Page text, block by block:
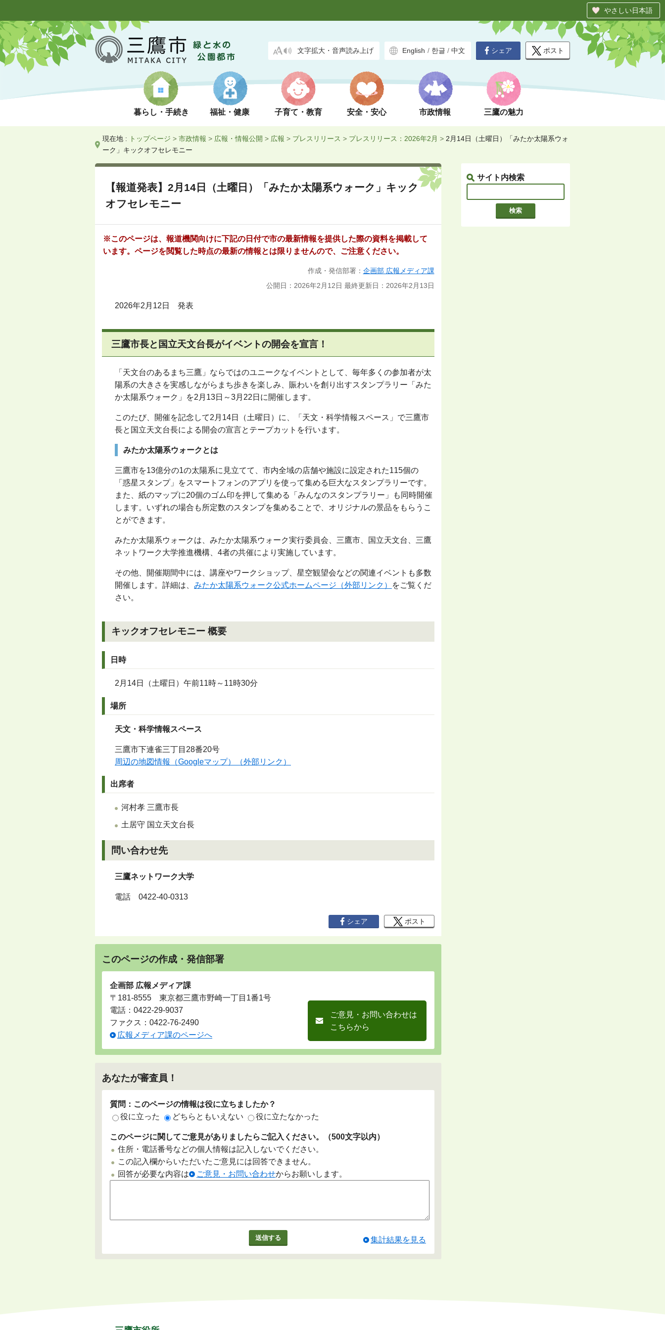
やさしい日本語
文字拡大・音声読み上げ English / 한글 / 中文
暮らし・手続き 福祉・健康 子育て・教育 安全・安心 市政情報 三鷹の魅力
シェア ポスト
現在地 : トップページ > 市政情報 > 広報・情報公開 > 広報 > プレスリリース > プレスリリース：2026年2月 > 2月14日（土曜日）「みたか太陽系ウォ
ーク」キックオフセレモニー
サイト内検索
【報道発表】2月14日（土曜日）「みたか太陽系ウォーク」キック
オフセレモニー
※このページは、報道機関向けに下記の日付で市の最新情報を提供した際の資料を掲載して
います。ページを閲覧した時点の最新の情報とは限りませんので、ご注意ください。
作成・発信部署： 企画部 広報メディア課
公開日：2026年2月12日 最終更新日：2026年2月13日
2026年2月12日 発表
三鷹市長と国立天文台長がイベントの開会を宣言！
「天文台のあるまち三鷹」ならではのユニークなイベントとして、毎年多くの参加者が太
陽系の大きさを実感しながらまち歩きを楽しみ、賑わいを創り出すスタンプラリー「みた
か太陽系ウォーク」を2月13日～3月22日に開催します。
このたび、開催を記念して2月14日（土曜日）に、「天文・科学情報スペース」で三鷹市
長と国立天文台長による開会の宣言とテープカットを行います。
みたか太陽系ウォークとは
三鷹市を13億分の1の太陽系に見立てて、市内全域の店舗や施設に設定された115個の
「惑星スタンプ」をスマートフォンのアプリを使って集める巨大なスタンプラリーです。
また、紙のマップに20個のゴム印を押して集める「みんなのスタンプラリー」も同時開催
します。いずれの場合も所定数のスタンプを集めることで、オリジナルの景品をもらうこ
とができます。
みたか太陽系ウォークは、みたか太陽系ウォーク実行委員会、三鷹市、国立天文台、三鷹
ネットワーク大学推進機構、4者の共催により実施しています。
その他、開催期間中には、講座やワークショップ、星空観望会などの関連イベントも多数
開催します。詳細は、 みたか太陽系ウォーク公式ホームページ（外部リンク）
をご覧くだ
さい。
キックオフセレモニー 概要
日時
2月14日（土曜日）午前11時～11時30分
場所
天文・科学情報スペース
三鷹市下連雀三丁目28番20号
周辺の地図情報（Googleマップ）（外部リンク）
出席者
河村孝 三鷹市長
土居守 国立天文台長
問い合わせ先
三鷹ネットワーク大学
電話 0422-40-0313
シェア ポスト
このページの作成・発信部署
企画部 広報メディア課
〒181-8555 東京都三鷹市野崎一丁目1番1号
電話： 0422-29-9037
ファクス：0422-76-2490
広報メディア課のページへ
ご意見・お問い合わせは
こちらから
あなたが審査員！
質問：このページの情報は役に立ちましたか？
役に立った
どちらともいえない 役に立たなかった
このページに関してご意見がありましたらご記入ください。（500文字以内）
住所・電話番号などの個人情報は記入しないでください。
この記入欄からいただいたご意見には回答できません。
回答が必要な内容は
ご意見・お問い合わせからお願いします。
集計結果を見る